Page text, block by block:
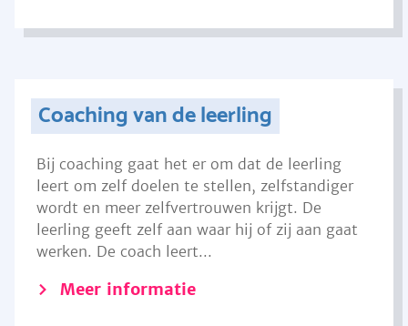
Coaching van de leerling
Bij coaching gaat het er om dat de leerling
leert om zelf doelen te stellen, zelfstandiger
wordt en meer zelfvertrouwen krijgt. De
leerling geeft zelf aan waar hij of zij aan gaat
werken. De coach leert...
Meer informatie